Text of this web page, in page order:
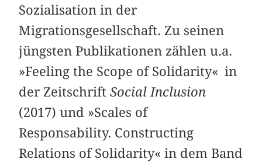
Sozialisation in der
Migrationsgesellschaft. Zu seinen
jüngsten Publikationen zählen u.a.
»Feeling the Scope of Solidarity« in
der ZeitschriftSocial Inclusion
(2017) und »Scales of
Responsability. Constructing
Relations of Solidarity« in dem Band